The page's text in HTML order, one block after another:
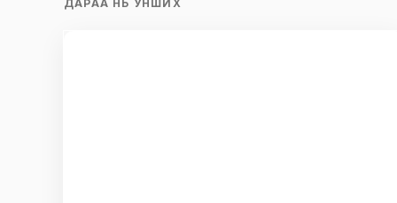
ДАРАА НЬ УНШИХ